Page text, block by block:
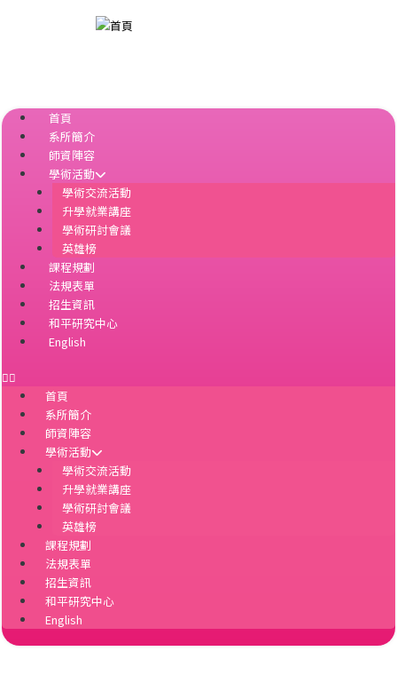
首頁
系所簡介
師資陣容
學術活動
學術交流活動
升學就業講座
學術研討會議
英雄榜
課程規劃
法規表單
招生資訊
和平研究中心
English
首頁
系所簡介
師資陣容
學術活動
學術交流活動
升學就業講座
學術研討會議
英雄榜
課程規劃
法規表單
招生資訊
和平研究中心
English